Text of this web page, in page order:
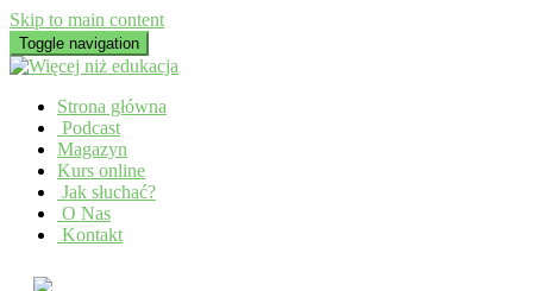
Skip to main content
Toggle navigation
Strona główna
Podcast
Magazyn
Kurs online
Jak słuchać?
O Nas
Kontakt